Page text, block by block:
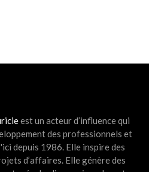
est un acteur d’influence qui
des professionnels et
depuis 1986. Elle inspire des
d’affaires. Elle génère des